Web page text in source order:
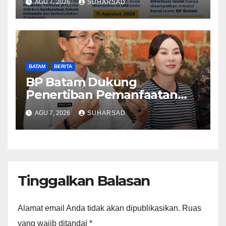
Reguler Segera Hadir Melalui
LMS
AGU 7, 2026 SUHARSAD
BATAM BERITA
BP Batam Dukung
Penertiban Pemanfaatan
Ruang Laut Sesuai
Ketentuan Peraturan
Perundang-undangan
AGU 7, 2026 SUHARSAD
Tinggalkan Balasan
Alamat email Anda tidak akan dipublikasikan. Ruas
yang wajib ditandai *